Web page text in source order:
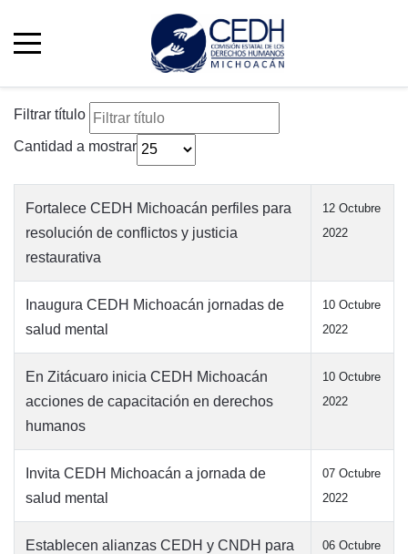
Filtrar título
Cantidad a mostrar
Fortalece CEDH Michoacán perfiles para
resolución de conflictos y justicia
restaurativa
12 Octubre
2022
Inaugura CEDH Michoacán jornadas de
salud mental
10 Octubre
2022
En Zitácuaro inicia CEDH Michoacán
acciones de capacitación en derechos
humanos
10 Octubre
2022
Invita CEDH Michoacán a jornada de
salud mental
07 Octubre
2022
Establecen alianzas CEDH y CNDH para
06 Octubre